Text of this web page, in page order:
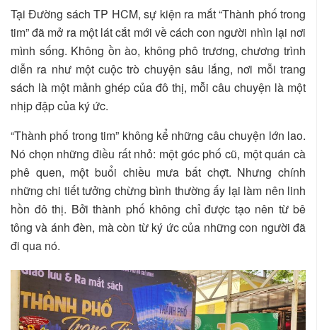
Tại Đường sách TP HCM, sự kiện ra mắt “Thành phố trong
tim” đã mở ra một lát cắt mới về cách con người nhìn lại nơi
mình sống. Không ồn ào, không phô trương, chương trình
diễn ra như một cuộc trò chuyện sâu lắng, nơi mỗi trang
sách là một mảnh ghép của đô thị, mỗi câu chuyện là một
nhịp đập của ký ức.
“Thành phố trong tim” không kể những câu chuyện lớn lao.
Nó chọn những điều rất nhỏ: một góc phố cũ, một quán cà
phê quen, một buổi chiều mưa bất chợt. Nhưng chính
những chi tiết tưởng chừng bình thường ấy lại làm nên linh
hồn đô thị. Bởi thành phố không chỉ được tạo nên từ bê
tông và ánh đèn, mà còn từ ký ức của những con người đã
đi qua nó.